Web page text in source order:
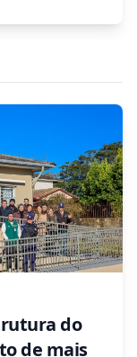
do
de mais